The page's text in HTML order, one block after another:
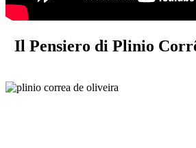
Il Pensiero di Plinio